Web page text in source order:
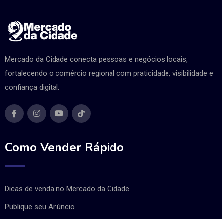
Mercado da Cidade conecta pessoas e negócios locais,
fortalecendo o comércio regional com praticidade, visibilidade e
confiança digital.
Como Vender Rápido
Dicas de venda no Mercado da Cidade
Publique seu Anúncio